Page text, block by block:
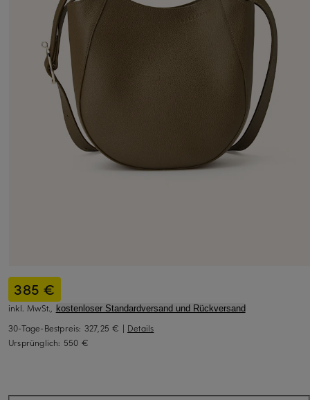
385 €
inkl. MwSt., kostenloser Standardversand und Rückversand
30-Tage-Bestpreis: 327,25 € | Details
Ursprünglich: 550 €